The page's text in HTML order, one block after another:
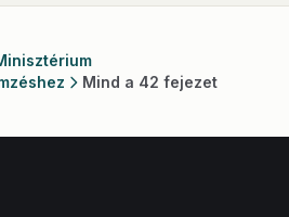
Mind a 42 fejezet